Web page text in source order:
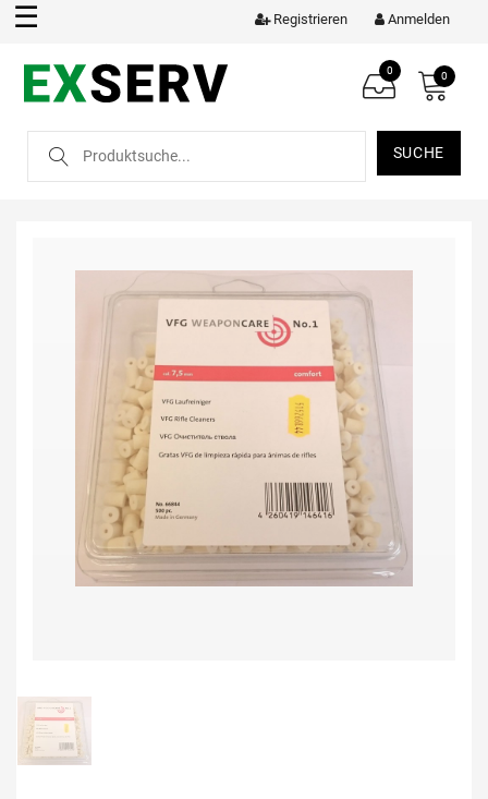
☰ Anmelden
Registrieren
SUCHE
0 0